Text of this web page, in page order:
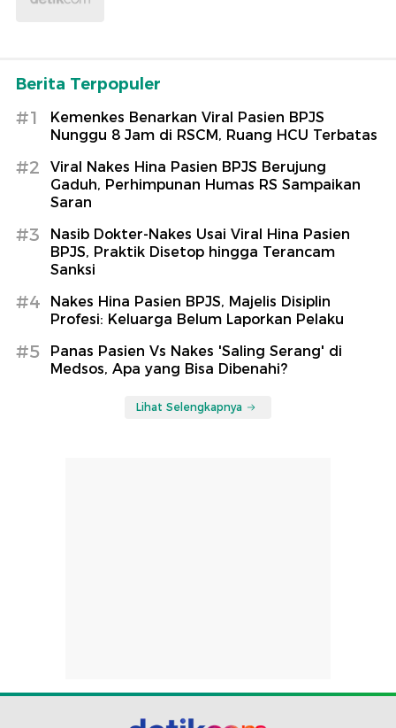
Berita Terpopuler
#1
Kemenkes Benarkan Viral Pasien BPJS
Nunggu 8 Jam di RSCM, Ruang HCU Terbatas
#2
Viral Nakes Hina Pasien BPJS Berujung
Gaduh, Perhimpunan Humas RS Sampaikan
Saran
#3
Nasib Dokter-Nakes Usai Viral Hina Pasien
BPJS, Praktik Disetop hingga Terancam
Sanksi
#4
Nakes Hina Pasien BPJS, Majelis Disiplin
Profesi: Keluarga Belum Laporkan Pelaku
#5
Panas Pasien Vs Nakes 'Saling Serang' di
Medsos, Apa yang Bisa Dibenahi?
Lihat Selengkapnya